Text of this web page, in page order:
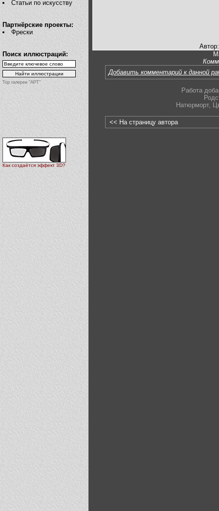
Статьи по искусству
Партнёрские проекты:
Фрески
Поиск иллюстраций:
Top галереи "АРТ"
Как создаётся эффект 3D?
Добавить комментарий к данной
Работа
Натюрморт,
<< На страницу автора